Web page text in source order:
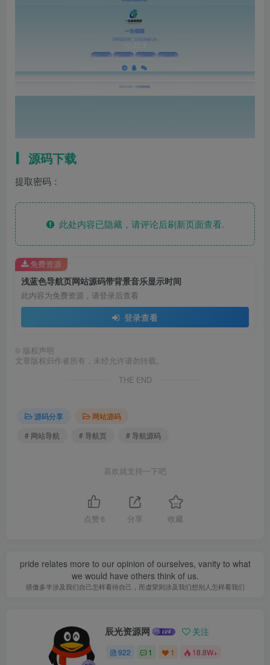
源码下载
提取密码：
此处内容已隐藏，请评论后刷新页面查看.
浅蓝色导航页网站源码带背景音乐显示时间
此内容为免费资源，请登录后查看
登录查看
免费资源
© 版权声明
文章版权归作者所有，未经允许请勿转载。
THE END
源码分享
网站源码
# 网站导航
# 导航页 # 导航源码
喜欢就支持一下吧
点赞 6 分享 收藏
pride relates more to our opinion of ourselves, vanity to what
we would have others think of us.
骄傲多半涉及我们自己怎样看待自己，而虚荣则涉及我们想别人怎样看我们
辰光资源网 关注
922 1 1 18.8W+